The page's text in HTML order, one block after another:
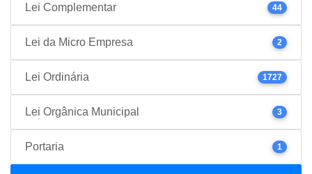
Lei Complementar 44
Lei da Micro Empresa 2
Lei Ordinária 1727
Lei Orgânica Municipal 3
Portaria 1